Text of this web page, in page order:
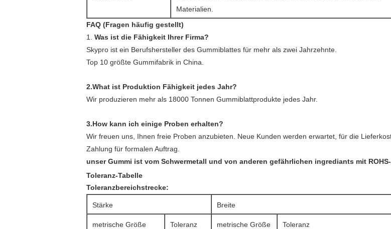
Materialien.
FAQ (Fragen häufig gestellt)
1. Was ist die Fähigkeit Ihrer Firma?
Skypro ist ein Berufshersteller des Gummiblattes für mehr als zwei Jahrzehnte.
Top 10 größte Gummifabrik in China.
2.What ist Produktion Fähigkeit jedes Jahr?
Wir produzieren mehr als 18000 Tonnen Gummiblattprodukte jedes Jahr.
3.How kann ich einige Proben erhalten?
Wir freuen uns, Ihnen freie Proben anzubieten. Neue Kunden werden erwartet, für die
Zahlung für formalen Auftrag.
unser Gummi ist vom Schwermetall und von anderen gefährlichen ingrediants mit
Toleranz-Tabelle
Toleranzbereichstrecke:
Stärke Breite
metrische Größe Toleranz metrische Größe Toleranz